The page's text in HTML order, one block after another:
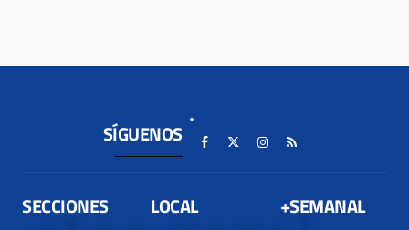
SÍGUENOS
SECCIONES LOCAL +SEMANAL